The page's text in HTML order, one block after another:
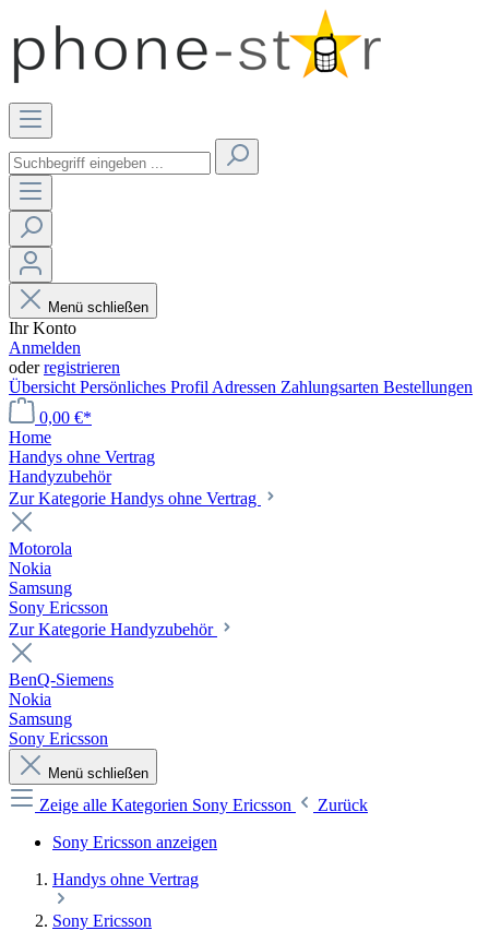
Menü schließen
Ihr Konto
Anmelden
oderregistrieren
Übersicht Persönliches Profil Adressen Zahlungsarten Bestellungen
0,00 €*
Home
Handys ohne Vertrag
Handyzubehör
Zur Kategorie Handys ohne Vertrag
Motorola
Nokia
Samsung
Sony Ericsson
Zur Kategorie Handyzubehör
BenQ-Siemens
Nokia
Samsung
Sony Ericsson
Menü schließen
Zeige alle Kategorien Sony Ericsson
Zurück
Sony Ericsson anzeigen
Handys ohne Vertrag
Sony Ericsson